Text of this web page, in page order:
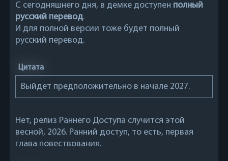
С сегодняшнего дня, в демке доступен полный
русский перевод.
И для полной версии тоже будет полный
русский перевод.
Цитата
Выйдет предположительно в начале 2027.
Нет, релиз Раннего Доступа случится этой
весной, 2026. Ранний доступ, то есть, первая
глава повествования.